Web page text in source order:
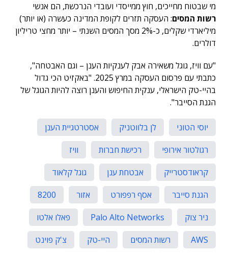
מי שבטוח מחייכים, חוץ ממייסדי ועובדי הנרכשת, הם אנשי
רשות המסים: העסקה תזרים לקופת המדינה כעשרה (או יותר)
מיליארדי שקלים, כ-2% מסך המסים השנתי – יותר מחצי טריליון
דולרים.
"עם וויז, גוגל משאירה אבק לענקיות הענן – וגם האבטחה",
כתבתי עם פרסום העסקה במרץ 2025. "באקזיט הכי גדול
בהיי-טק הישראלי, ענקית החיפוש והענן רוצה להיות הגוגל של
הגנת הסייבר".
יוסי הטוני לן בלווטניק
אסטרטגיית הענן
רגולטור אירופי
רכישת חברות
וויז
קראודסטרייק
אבטחת ענן
גוגל קלאוד
הגנת סייבר
אסף רפפורט אזור
8200
ניר צוק
Palo Alto Networks
פאלו אלטו
AWS
רשות המסים היי-טק
צ'ק פוינט